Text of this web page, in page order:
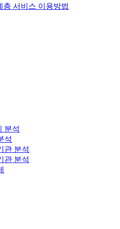
층 서비스 이용방법
분석
석
관 분석
관 분석